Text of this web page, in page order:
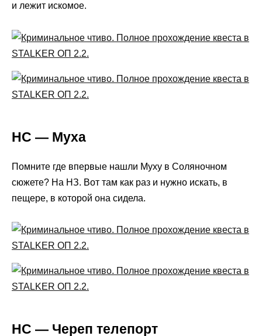
и лежит искомое.
НС — Муха
Помните где впервые нашли Муху в Соляночном
сюжете? На НЗ. Вот там как раз и нужно искать, в
пещере, в которой она сидела.
НС — Череп телепорт